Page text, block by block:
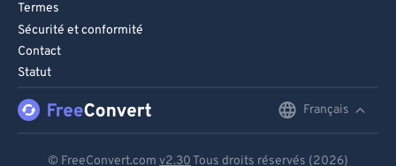
Termes
Sécurité et conformité
Contact
Statut
Français
© FreeConvert.com v2.30 Tous droits réservés (2026)